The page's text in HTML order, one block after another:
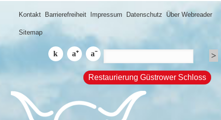
Kontakt Barrierefreiheit Impressum Datenschutz Über Webreader
Sitemap
Restaurierung Güstrower Schloss